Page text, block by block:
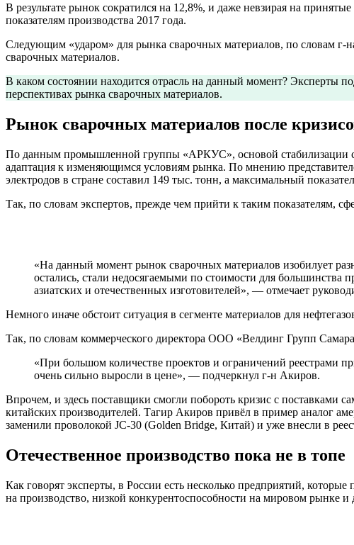
В результате рынок сократился на 12,8%, и даже невзирая на
показателям производства 2017 года.
Следующим «ударом» для рынка сварочных материалов, по словам г-
сварочных материалов.
В каком состоянии находится отрасль на данный момент? Эксперты
перспективах рынка сварочных материалов.
Рынок сварочных материалов после
По данным промышленной группы «АРКУС», основой стабилизации
адаптация к изменяющимся условиям рынка. По мнению
электродов в стране составил 149 тыс. тонн, а максимальный
Так, по словам экспертов, прежде чем прийти к таким показателям,
«На данный момент рынок сварочных материалов изобилует
остались, стали недосягаемыми по стоимости для большинства
азиатских и отечественных изготовителей», — отмечает
Немного иначе обстоит ситуация в сегменте материалов для
Так, по словам коммерческого директора ООО «Велдинг Групп
«При большом количестве проектов и ограничений реестрами
очень сильно выросли в цене», — подчеркнул г-н Акиров.
Впрочем, и здесь поставщики смогли побороть кризис с поставками
китайских производителей. Тагир Акиров привёл в пример аналог
заменили проволокой JC-30 (Golden Bridge, Китай) и уже внесли в
Отечественное производство пока не в топе
Как говорят эксперты, в России есть несколько предприятий,
на производство, низкой конкурентоспособности на мировом рынке и